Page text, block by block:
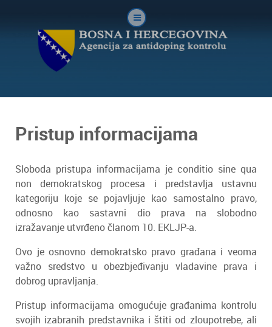
Pristup informacijama
Sloboda pristupa informacijama je conditio sine qua
non demokratskog procesa i predstavlja ustavnu
kategoriju koje se pojavljuje kao samostalno pravo,
odnosno kao sastavni dio prava na slobodno
izražavanje utvrđeno članom 10. EKLJP-a.
Ovo je osnovno demokratsko pravo građana i veoma
važno sredstvo u obezbjeđivanju vladavine prava i
dobrog upravljanja.
Pristup informacijama omogućuje građanima kontrolu
svojih izabranih predstavnika i štiti od zloupotrebe, ali